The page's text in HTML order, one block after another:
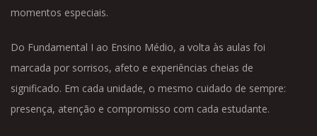
momentos especiais.
Do Fundamental I ao Ensino Médio, a volta às aulas foi
marcada por sorrisos, afeto e experiências cheias de
significado. Em cada unidade, o mesmo cuidado de sempre:
presença, atenção e compromisso com cada estudante.